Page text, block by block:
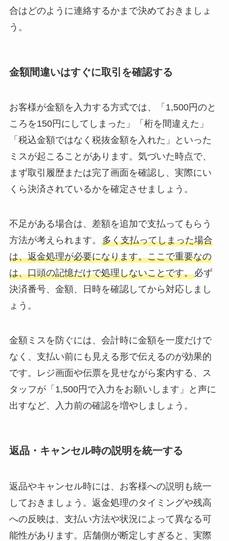
合はどのように連絡するかまで決めておきましょ
う。
金額間違いはすぐに取引を確認する
お客様が金額を入力する方式では、「1,500円のと
ころを150円にしてしまった」「桁を間違えた」
「税込金額ではなく税抜金額を入れた」といった
ミスが起こることがあります。気づいた時点で、
まず取引履歴または完了画面を確認し、実際にい
くら決済されているかを確定させましょう。
不足がある場合は、差額を追加で支払ってもらう
方法が考えられます。 多く支払ってしまった場合
は、返金処理が必要になります。ここで重要なの
は、口頭の記憶だけで処理しないことです。必ず
決済番号、金額、日時を確認してから対応しまし
ょう。
金額ミスを防ぐには、会計時に金額を一度だけで
なく、支払い前にも見える形で伝えるのが効果的
です。レジ画面や伝票を見せながら案内する、ス
タッフが「1,500円で入力をお願いします」と声に
出すなど、入力前の確認を増やしましょう。
返品・キャンセル時の説明を統一する
返品やキャンセル時には、お客様への説明も統一
しておきましょう。返金処理のタイミングや残高
への反映は、支払い方法や状況によって異なる可
能性があります。店舗側が断定しすぎると、実際